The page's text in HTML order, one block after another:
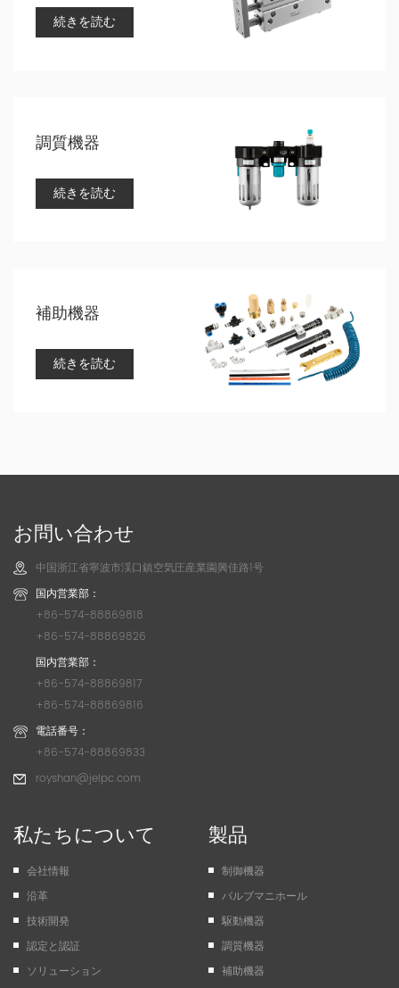
続きを読む
調質機器
続きを読む
補助機器
続きを読む
お問い合わせ
中国浙江省寧波市渓口鎮空気圧産業園興佳路1号
国内営業部：
+86-574-88869818
+86-574-88869826
国内営業部：
+86-574-88869817
+86-574-88869816
電話番号：
+86-574-88869833
royshan@jelpc.com
私たちについて
会社情報
沿革
技術開発
認定と認証
ソリューション
製品
制御機器
バルブマニホール
駆動機器
調質機器
補助機器